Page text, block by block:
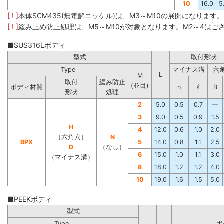
10 16.0
[ ! ]本体SCM435(無電解ニッケル)は、M3～M10の展開になります
[ ! ]緩み止め防止処理は、M5～M10が対象となります。M2～4はご
■SUS316Lボディ
型式
L
取付形状
Type
M
(並目)
マイナス溝 六
ボディ材質
取付
形状
緩み防止
処理
n ℓ B
BPX
H
（六角穴）
D
（マイナス溝）
N
（なし）
2 5.0 0.5 0.7
―
3
9.0 0.5 0.9
1.5
4
12.0 0.6 1.0
2.0
5
14.0 0.8 1.1
2.5
6
15.0 1.0 1.1
3.0
8
18.0 1.2 1.2
4.0
10
19.0 1.6 1.5 5.0
■PEEKボディ
型式